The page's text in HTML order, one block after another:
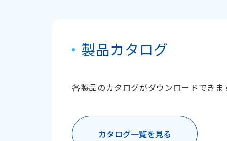
製品カタログ
各製品のカタログがダウンロードできま
カタログ一覧を見る